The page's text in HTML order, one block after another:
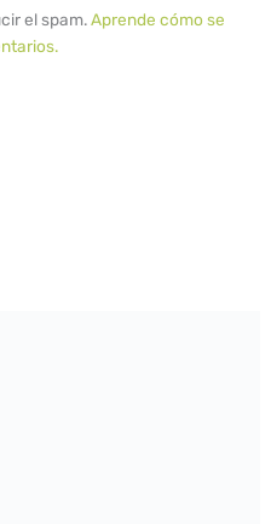
el spam.Aprende cómo se